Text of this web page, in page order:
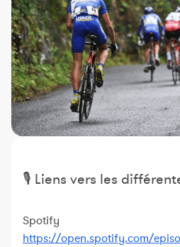
Constructeur de séances
Sportif Premium
L'équipe Nolio
FAQ
🎙 Liens vers les
Spotify
https://open.spotify.com/